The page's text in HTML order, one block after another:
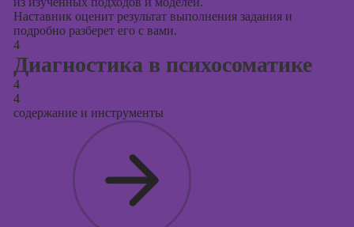
Наставник оценит результат выполнения задания и
подробно разберет его с вами.
4
Диагностика в психосоматике
4
4
содержание и инструменты